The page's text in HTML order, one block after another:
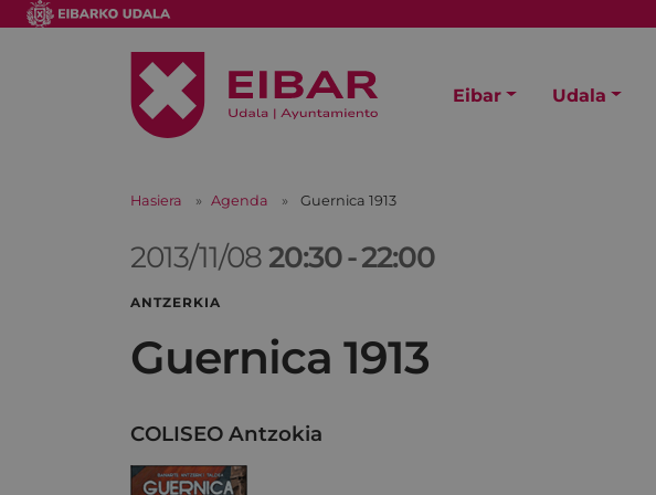
Eibar Udala
Hasiera Agenda Guernica 1913
2013/11/0820:30-22:00
ANTZERKIA
Guernica 1913
COLISEO Antzokia